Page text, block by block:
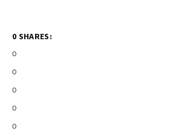
0 SHARES:
0
0
0
0
0